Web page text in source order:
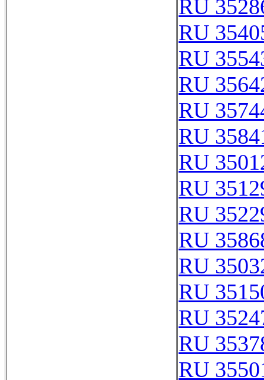
RU
RU
RU
RU
RU
RU
RU
RU
RU
RU
RU
RU
RU
RU
RU